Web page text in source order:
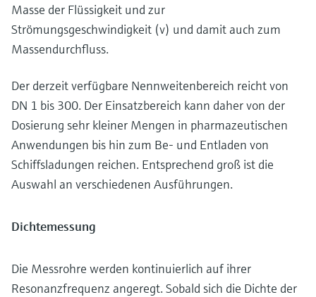
Masse der Flüssigkeit und zur
Strömungsgeschwindigkeit (v) und damit auch zum
Massendurchfluss.
Der derzeit verfügbare Nennweitenbereich reicht von
DN 1 bis 300. Der Einsatzbereich kann daher von der
Dosierung sehr kleiner Mengen in pharmazeutischen
Anwendungen bis hin zum Be- und Entladen von
Schiffsladungen reichen. Entsprechend groß ist die
Auswahl an verschiedenen Ausführungen.
Dichtemessung
Die Messrohre werden kontinuierlich auf ihrer
Resonanzfrequenz angeregt. Sobald sich die Dichte der